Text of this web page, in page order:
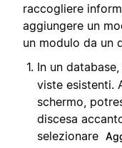
raccogliere
aggiungere un
un modulo da un
In un
viste esistenti.
schermo,
discesa
selezionare